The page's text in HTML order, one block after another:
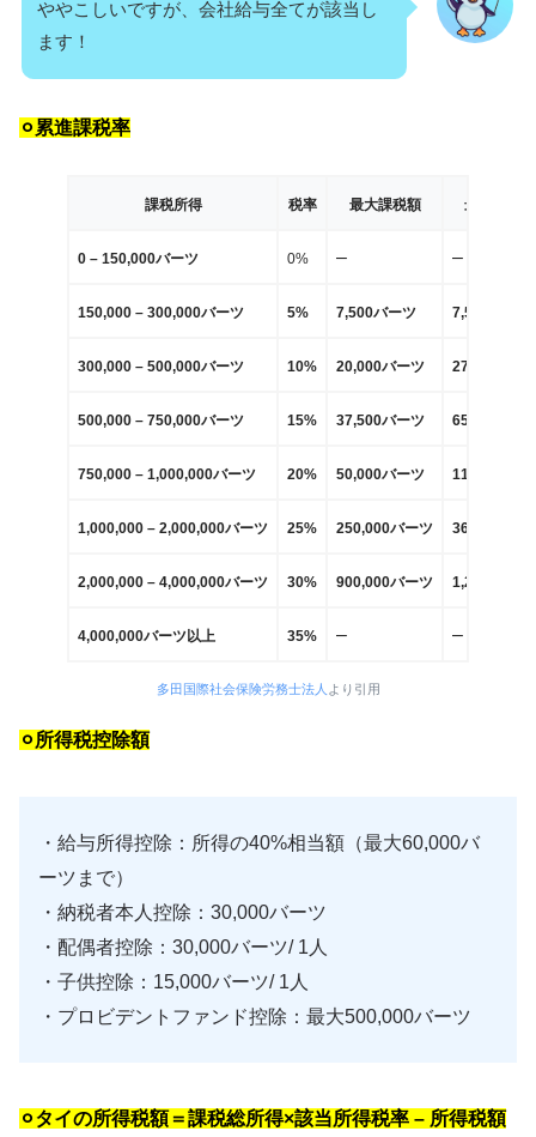
ややこしいですが、会社給与全てが該当し
ます！
⚪︎累進課税率
課税所得 税率 最大課税額 最大累計
0 – 150,000バーツ 0% – –
150,000 – 300,000バーツ 5% 7,500バーツ 7,500バーツ
300,000 – 500,000バーツ 10% 20,000バーツ 27,500バー
500,000 – 750,000バーツ 15% 37,500バーツ 65,000バー
750,000 – 1,000,000バーツ 20% 50,000バーツ 115,000バ
1,000,000 – 2,000,000バーツ 25% 250,000バーツ 365,000バ
2,000,000 – 4,000,000バーツ 30% 900,000バーツ 1,265,000バ
4,000,000バーツ以上 35% – –
多田国際社会保険労務士法人 より引用
⚪︎所得税控除額
・給与所得控除：所得の40%相当額（最大60,000バ
ーツまで）
・納税者本人控除：30,000バーツ
・配偶者控除：30,000バーツ/ 1人
・子供控除：15,000バーツ/ 1人
・プロビデントファンド控除：最大500,000バーツ
⚪︎タイの所得税額＝課税総所得×該当所得税率 – 所得税額